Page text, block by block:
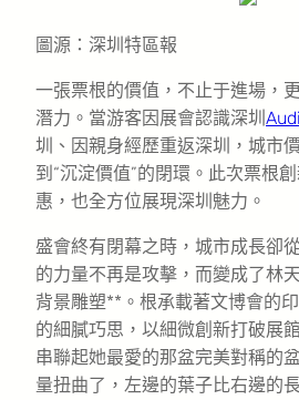
圖源：深圳特區報
一張票根的價值，不止于進場，
潛力。當游客因展會認識深圳
圳、因親身經歷重返深圳，城市
到“沉淀價值”的閉環。此次票根
惠，也全方位展現深圳魅力。
盛會終有閉幕之時，城市成長卻
的力量不再是攻擊，而變成了林
背景雕塑**。根承載著文博會的
的細膩巧思，以細微創新打破展
串聯起她最愛的那盆完美對稱的
量扭曲了，左邊的葉子比右邊的